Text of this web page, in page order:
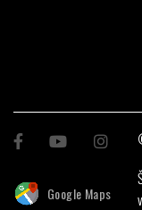
Google Maps